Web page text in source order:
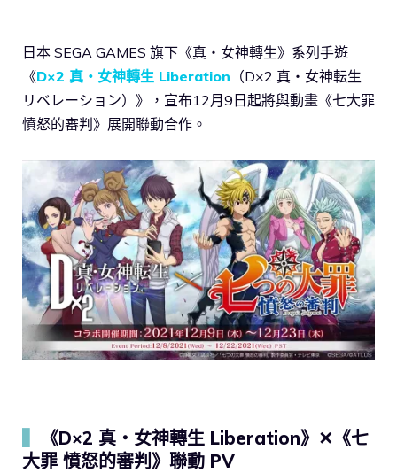
日本 SEGA GAMES 旗下《真・女神轉生》系列手遊
《D×2 真・女神轉生 Liberation （D×2 真・女神転生
リベレーション）》，宣布12月9日起將與動畫《七大罪
憤怒的審判》展開聯動合作。
《D×2 真・女神轉生 Liberation》✕《七
大罪 憤怒的審判》聯動 PV